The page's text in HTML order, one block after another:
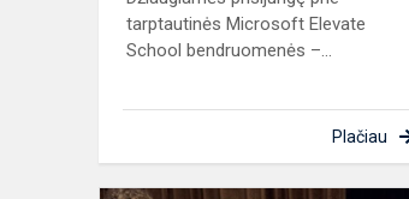
tarptautinės Microsoft Elevate
School bendruomenės –...
Plačiau